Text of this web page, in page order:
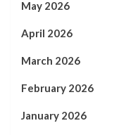
May 2026
April 2026
March 2026
February 2026
January 2026